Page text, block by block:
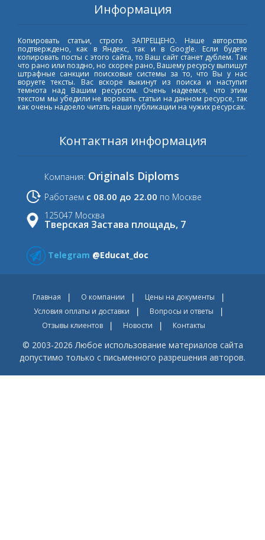
Информация
Копировать статьи, строго ЗАПРЕЩЕНО. Наше авторство
подтверждено, как в Яндекс, так и в Google. Если будете
копировать посты с этого сайта, то Ваш сайт станет дублем. Так
что рано или поздно, но скорее рано, Вашему ресурсу выпишут
штрафные санкции поисковые системы за то, что Вы у нас
воруете тексты. Вас вскоре выкинут из поиска и наступит
темнота над Вашим ресурсом. Очень надеемся, что этим
текстом мы убедили не воровать статьи на данном ресурсе, так
как очень надоело читать наши публикации на чужих ресурсах.
Контактная информация
Компания: Originals Diploms
Работаем с 08.00 до 22.00 по Москве
125047 Москва
Тверская Застава площадь, 7
Telegram @Educat_doc
Главная О компании
Цены на документы
Условия оплаты и доставки
Вопросы и ответы
Отзывы клиентов
Новости Контакты
© 2003-2026 Любое использование материалов сайта
допустимо только с письменного разрешения авторов.